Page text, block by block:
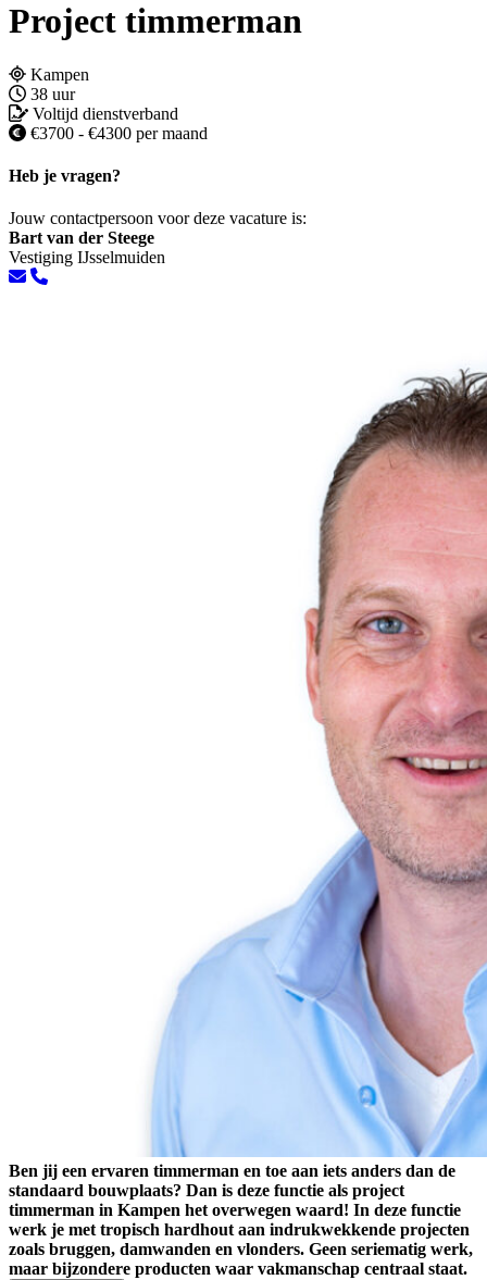
Project timmerman
Kampen
38 uur
Voltijd dienstverband
€3700 - €4300 per maand
Heb je vragen?
Jouw contactpersoon voor deze vacature is:
Bart van der Steege
Vestiging IJsselmuiden
Ben jij een ervaren timmerman en toe aan iets anders dan de
standaard bouwplaats? Dan is deze functie als project
timmerman in Kampen het overwegen waard! In deze functie
werk je met tropisch hardhout aan indrukwekkende projecten
zoals bruggen, damwanden en vlonders. Geen seriematig werk,
maar bijzondere producten waar vakmanschap centraal staat.